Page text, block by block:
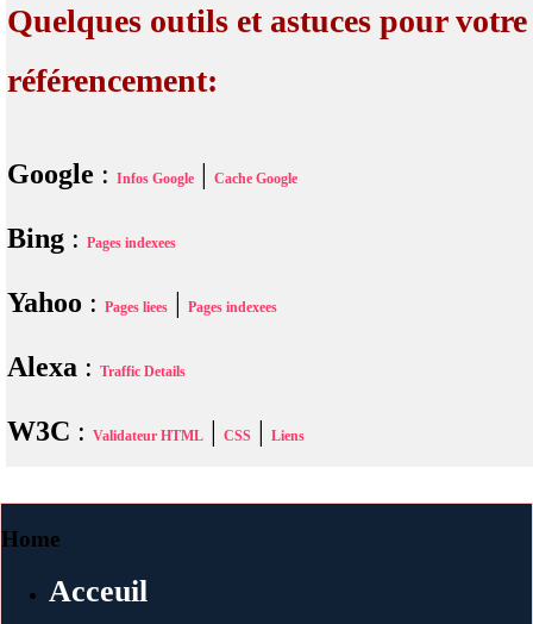
Quelques outils et astuces pour votre
référencement:
Google : Infos Google | Cache Google
Bing : Pages indexees
Yahoo : Pages liees | Pages indexees
Alexa : Traffic Details
W3C : Validateur HTML | CSS | Liens
Home
Acceuil